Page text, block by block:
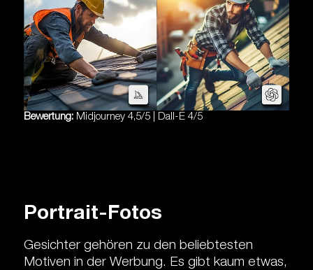
Bewertung: Midjourney 4,5/5 | Dall-E 4/5
Portrait-Fotos
Gesichter gehören zu den beliebtesten
Motiven in der Werbung. Es gibt kaum etwas,